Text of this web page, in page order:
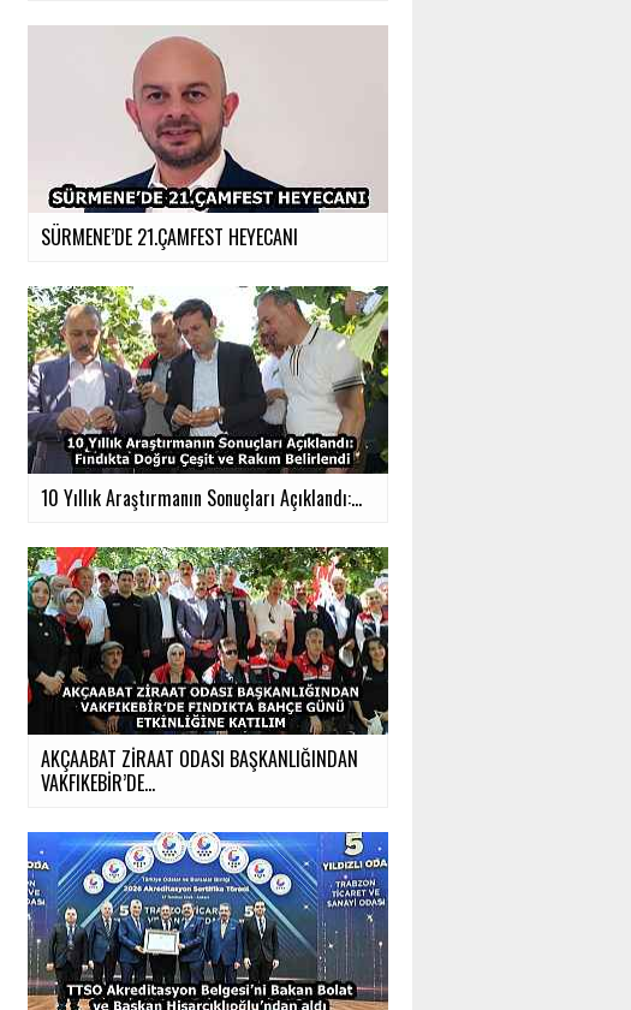
SÜRMENE’DE 21.ÇAMFEST HEYECANI
10 Yıllık Araştırmanın Sonuçları Açıklandı:...
AKÇAABAT ZİRAAT ODASI BAŞKANLIĞINDAN
VAKFIKEBİR’DE...